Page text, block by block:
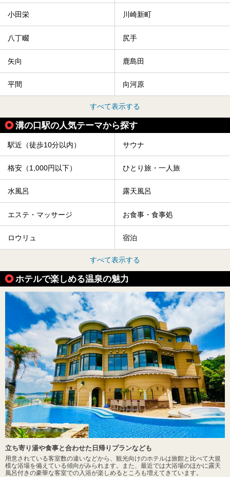
小田栄 川崎新町
八丁畷 尻手
矢向 鹿島田
平間 向河原
すべて表示する
溝の口駅の人気テーマから探す
駅近（徒歩10分以内） サウナ
格安（1,000円以下） ひとり旅・一人旅
水風呂 露天風呂
エステ・マッサージ お食事・食事処
ロウリュ 宿泊
すべて表示する
ホテルで楽しめる温泉の魅力
立ち寄り湯や食事と合わせた日帰りプランなども
用意されている客室数の違いなどから、観光向けのホテルは旅館と比べて大規
模な浴場を備えている傾向がみられます。また、最近では大浴場のほかに露天
風呂付きの豪華な客室での入浴が楽しめるところも増えてきています。